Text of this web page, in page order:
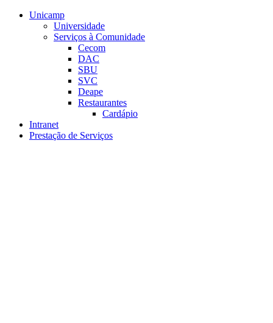
Conteúdo principal
Unicamp
Universidade
Serviços à Comunidade
Cecom
DAC
SBU
SVC
Deape
Restaurantes
Cardápio
Intranet
Prestação de Serviços